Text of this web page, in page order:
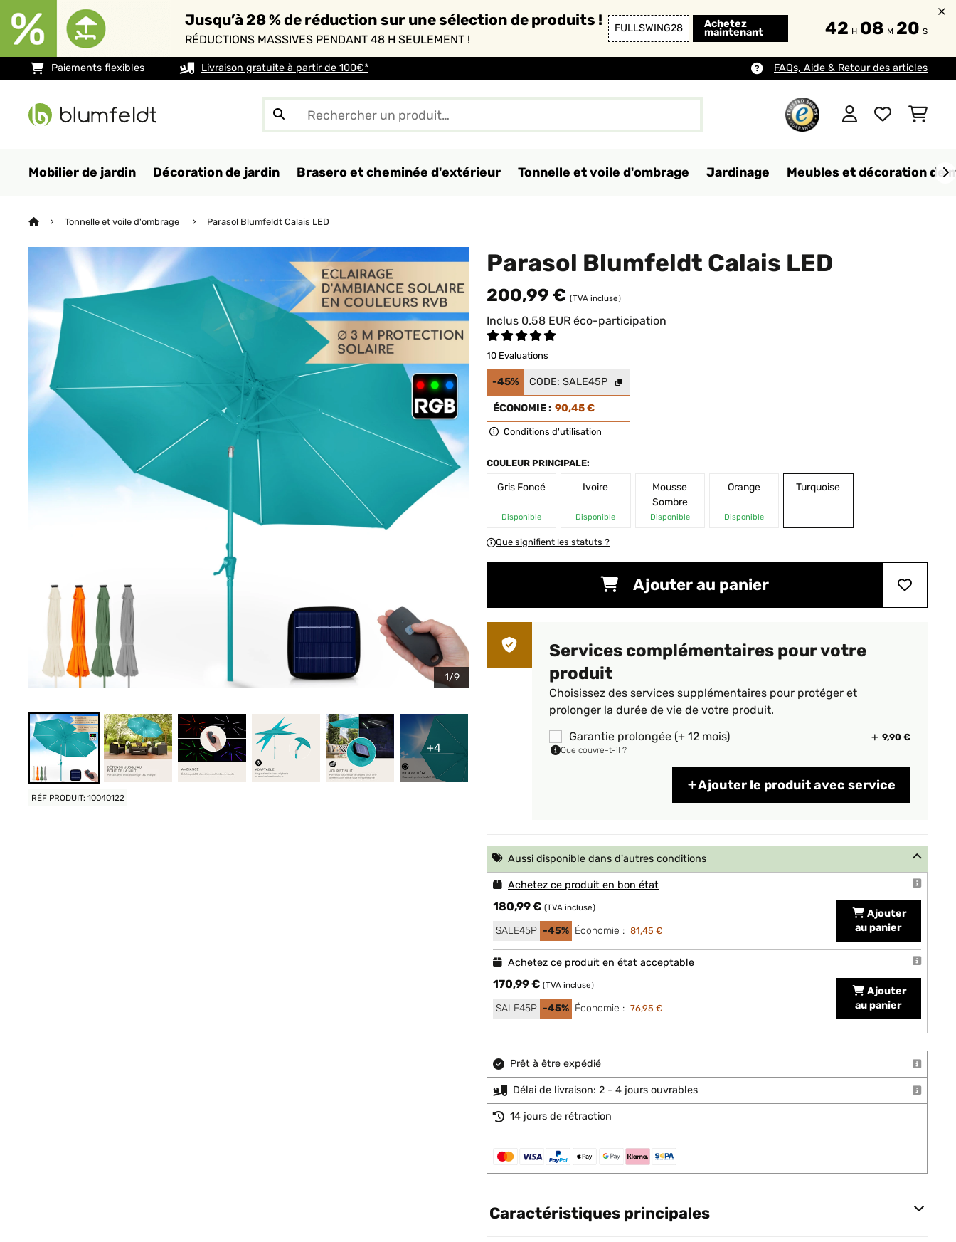
Jusqu’à 28 % de réduction sur une sélection de produits !
RÉDUCTIONS MASSIVES PENDANT 48 H SEULEMENT !
FULLSWING28 Achetez
maintenant 42 H 08 M 19 S
Paiements flexibles Livraison gratuite à partir de 100€* FAQs, Aide & Retour des articles
Mobilier de jardin Décoration de jardin Brasero et cheminée d'extérieur Tonnelle et voile d'ombrage Jardinage Meubles et décoration de
Tonnelle et voile d'ombrage Parasol Blumfeldt Calais LED
1/9
+4
RÉF PRODUIT: 10040122
Parasol Blumfeldt Calais LED
200,99 € (TVA incluse)
Inclus 0.58 EUR éco-participation
10 Evaluations
-45% CODE: SALE45P
ÉCONOMIE : 90,45 €
Conditions d'utilisation
COULEUR PRINCIPALE:
Gris Foncé
Disponible
Ivoire
Disponible
Mousse
Sombre
Disponible
Orange
Disponible
Turquoise
Que signifient les statuts ?
Ajouter au panier
Services complémentaires pour votre
produit
Choisissez des services supplémentaires pour protéger et
prolonger la durée de vie de votre produit.
Garantie prolongée (+ 12 mois)
9,90 €
Que couvre-t-il ?
Ajouter le produit avec service
Aussi disponible dans d'autres conditions
Achetez ce produit en bon état
180,99 € (TVA incluse)
SALE45P -45% Économie : 81,45 €
Ajouter
au panier
Achetez ce produit en état acceptable
170,99 € (TVA incluse)
SALE45P -45% Économie : 76,95 €
Ajouter
au panier
Prêt à être expédié
Délai de livraison: 2 - 4 jours ouvrables
14 jours de rétraction
Caractéristiques principales